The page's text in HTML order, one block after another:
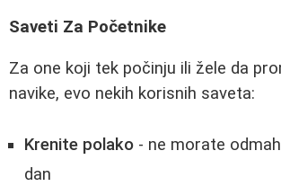
Saveti Za Početnike
Za one koji tek počinju ili žele da
navike, evo nekih korisnih saveta:
Krenite polako - ne morate
dan